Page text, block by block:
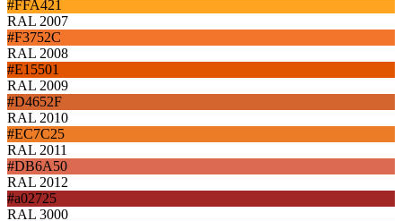
#FFA421
RAL 2007
#F3752C
RAL 2008
#E15501
RAL 2009
#D4652F
RAL 2010
#EC7C25
RAL 2011
#DB6A50
RAL 2012
#a02725
RAL 3000